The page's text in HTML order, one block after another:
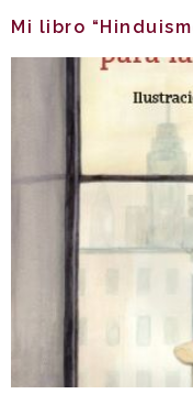
Mi libro